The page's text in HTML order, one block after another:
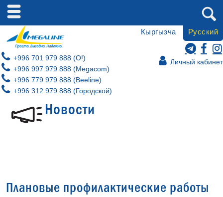
Личный кабинет
+996 701 979 888 (O!)
+996 997 979 888 (Megacom)
+996 779 979 888 (Beeline)
+996 312 979 888 (Городской)
Кыргызча Русский
Новости
Плановые профилактические работы